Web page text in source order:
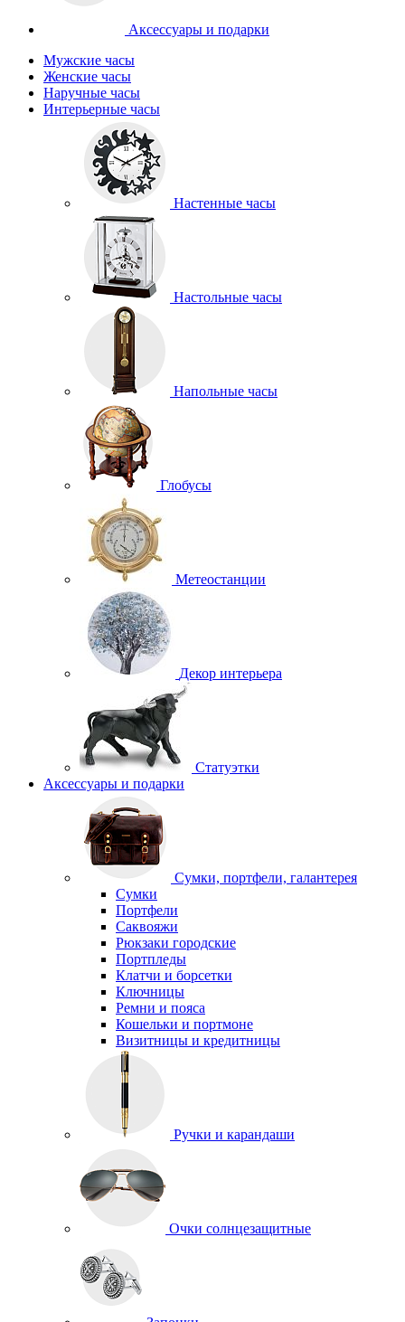
Аксессуары и подарки
Мужские часы
Женские часы
Наручные часы
Интерьерные часы
Настенные часы
Настольные часы
Напольные часы
Глобусы
Метеостанции
Декор интерьера
Статуэтки
Аксессуары и подарки
Сумки, портфели, галантерея
Сумки
Портфели
Саквояжи
Рюкзаки городские
Портпледы
Клатчи и борсетки
Ключницы
Ремни и пояса
Кошельки и портмоне
Визитницы и кредитницы
Ручки и карандаши
Очки солнцезащитные